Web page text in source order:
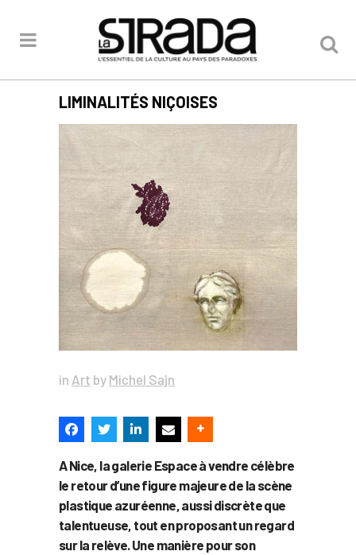
LIMINALITÉS NIÇOISES
in Art by Michel Sajn
A Nice, la galerie Espace à vendre célèbre
le retour d’une figure majeure de la scène
plastique azuréenne, aussi discrète que
talentueuse, tout en proposant un regard
sur la relève. Une manière pour son